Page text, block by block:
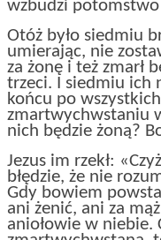
wzbudzi
Otóż było siedmiu
umierając, nie
za żonę i też zmarł
trzeci. I siedmiu ich
końcu po
zmartwychwstaniu
nich będzie żoną?
Jezus im rzekł:
błędzie, że nie
Gdy bowiem
ani żenić, ani za
aniołowie w niebie.